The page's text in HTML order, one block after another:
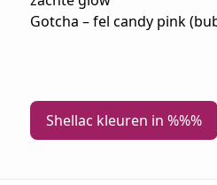
Gotcha – fel candy pink
Shellac kleuren in %%%